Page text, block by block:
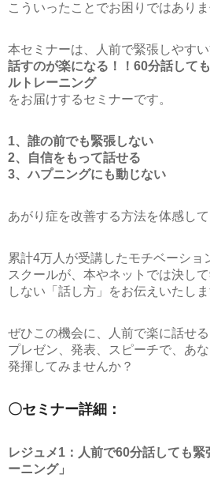
こういったことでお困りではあり
本セミナーは、人前で緊張しやすい
話すのが楽になる！！60分話して
ルトレーニング
をお届けするセミナーです。
1、誰の前でも緊張しない
2、自信をもって話せる
3、ハプニングにも動じない
あがり症を改善する方法を体感して
累計4万人が受講したモチベーショ
スクールが、本やネットでは決し
しない「話し方」をお伝えいたしま
ぜひこの機会に、人前で楽に話せ
プレゼン、発表、スピーチで、あ
発揮してみませんか？
〇セミナー詳細：
レジュメ1：人前で60分話しても
ーニング」